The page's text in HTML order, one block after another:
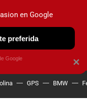
OBSERVATORIO
GPS BMW
×
en Google
preferida
Google